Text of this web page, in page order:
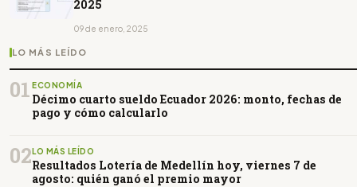
2025
09 de enero, 2025
LO MÁS LEÍDO
01 ECONOMÍA
Décimo cuarto sueldo Ecuador 2026: monto, fechas de
pago y cómo calcularlo
02LO MÁS LEÍDO
Resultados Lotería de Medellín hoy, viernes 7 de
agosto: quién ganó el premio mayor